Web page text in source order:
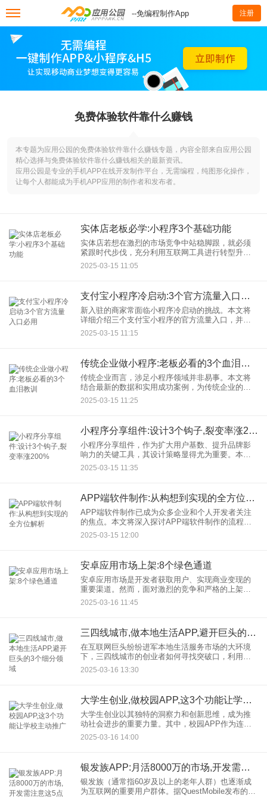
--免编程制作App 注册
免费体验软件靠什么赚钱
本专题为应用公园的免费体验软件靠什么赚钱专题，内容全部来自应用公园
精心选择与免费体验软件靠什么赚钱相关的最新资讯。
应用公园是专业的手机APP在线开发制作平台，无需编程，纯图形化操作，
让每个人都能成为手机APP应用的制作者和发布者。
实体店老板必学:小程序3个基础功能
实体店若想在激烈的市场竞争中站稳脚跟，就必须
紧跟时代步伐，充分利用互联网工具进行转型升
级。微信小程序，作为微信生态体系中的一颗璀璨
明珠，凭借其便捷性和高效性，成为了实体店数字
2025-03-15 11:05
支付宝小程序冷启动:3个官方流量入口必用
新入驻的商家常面临小程序冷启动的挑战。本文将
详细介绍三个支付宝小程序的官方流量入口，并结
合数据分析和成功案例，为商家提供有效的冷启动
策略。 一、支付成功页：精准引流，促进转化
2025-03-15 11:15
传统企业做小程序:老板必看的3个血泪教训
传统企业而言，涉足小程序领域并非易事。本文将
结合最新的数据和实用成功案例，为传统企业的老
板们提供三个血泪教训，助力企业在小程序领域少
2025-03-15 11:25
小程序分享组件:设计3个钩子,裂变率涨200%
小程序分享组件，作为扩大用户基数、提升品牌影
响力的关键工具，其设计策略显得尤为重要。本文
将介绍如何通过设计三个关键的分享钩子，实现小
程序裂变率的显著提升，甚至达到200%的增长。同
2025-03-15 11:35
APP端软件制作:从构想到实现的全方位解析
APP端软件制作已成为众多企业和个人开发者关注
的焦点。本文将深入探讨APP端软件制作的流程、
关键技术及成功案例，为您揭示这一领域的奥秘。
2025-03-15 12:00
安卓应用市场上架:8个绿色通道
安卓应用市场是开发者获取用户、实现商业变现的
重要渠道。然而，面对激烈的竞争和严格的上架审
核，如何快速成功上架应用成为许多开发者的难
题。本文将为你揭秘安卓应用市场上架的 8 个绿色
2025-03-16 11:45
三四线城市,做本地生活APP,避开巨头的3个细分领域
在互联网巨头纷纷进军本地生活服务市场的大环境
下，三四线城市的创业者如何寻找突破口，利用本
地优势打造独具特色的本地生活APP？本文将深入
探讨三个避开巨头竞争的细分领域，并结合最新数
2025-03-16 13:30
大学生创业,做校园APP,这3个功能让学校主动推广
大学生创业以其独特的洞察力和创新思维，成为推
动社会进步的重要力量。其中，校园APP作为连接
学校与学生的桥梁，正成为大学生创业的热门选
项。本文将深入探讨三个核心功能，这些功能让校
2025-03-16 14:00
银发族APP:月活8000万的市场,开发需注意这5点
银发族（通常指60岁及以上的老年人群）也逐渐成
为互联网的重要用户群体。据QuestMobile发布的